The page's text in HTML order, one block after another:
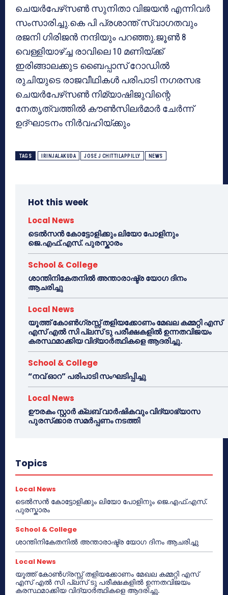
ചെയര്‍പേഴ്‌സണ്‍ സുനിതാ വിജയന്‍ എന്നിവര്‍
സംസാരിച്ചു.കെ പി പ്രശാന്ത് സ്വാഗതവും
രജനി ഗിരിജന്‍ നന്ദിയും പറഞ്ഞു.ജൂണ്‍ 8
വെള്ളിയാഴ്ച്ച രാവിലെ 10 മണിയ്ക്ക്
ഇരിങ്ങാലക്കുട ബൈപ്പാസ് റോഡില്‍
രുചിയുടെ രാജവീഥികള്‍ പരിപാടി നഗരസഭ
ചെയര്‍പേഴ്‌സണ്‍ നിമ്യാഷിജുവിന്റെ
നേതൃത്വത്തില്‍ കൗണ്‍സിലര്‍മാര്‍ ചേര്‍ന്ന്
ഉദ്ഘാടനം നിര്‍വഹിയ്ക്കും
TAGS IRINJALAKUDA JOSE J CHITTILAPPILLY NEWS
Hot this week
Local News
ടെൽസൻ കോട്ടോളിക്കും ലിയോ പോളിനും
ജെ.എഫ്.എസ്. പുരസ്കാരം
School & College
ശാന്തിനികേതനിൽ അന്താരാഷ്ട്ര യോഗ ദിനം
ആചരിച്ചു
Local News
യൂത്ത് കോൺഗ്രസ്സ് തളിയക്കോണം മേഖല കമ്മറ്റി എസ്
എസ് എൽ സി പ്ലസ് ടു പരീക്ഷകളിൽ ഉന്നതവിജയം
കരസ്ഥമാക്കിയ വിദ്യാർത്ഥികളെ ആദരിച്ചു.
School & College
“നവ് ഓറ” പരിപാടി സംഘടിപ്പിച്ചു
Local News
ഊരകം സ്റ്റാർ ക്ലബ് വാർഷികവും വിദ്യാഭ്യാസ
പുരസ്‌ക്കാര സമർപ്പണം നടത്തി
Topics
Local News
ടെൽസൻ കോട്ടോളിക്കും ലിയോ പോളിനും ജെ.എഫ്.എസ്.
പുരസ്കാരം
School & College
ശാന്തിനികേതനിൽ അന്താരാഷ്ട്ര യോഗ ദിനം ആചരിച്ചു
Local News
യൂത്ത് കോൺഗ്രസ്സ് തളിയക്കോണം മേഖല കമ്മറ്റി എസ്
എസ് എൽ സി പ്ലസ് ടു പരീക്ഷകളിൽ ഉന്നതവിജയം
കരസ്ഥമാക്കിയ വിദ്യാർത്ഥികളെ ആദരിച്ചു.